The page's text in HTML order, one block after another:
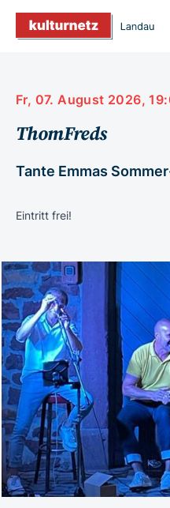
Fr, 07. August 2026,
ThomFreds
Tante Emmas
Eintritt frei!